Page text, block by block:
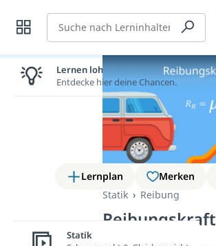
Suche
Lernplan Merken
Statik
Reibung
Reibungskraft
Lernen lohnt sich!
Entdecke hier deine Chancen.
Statik